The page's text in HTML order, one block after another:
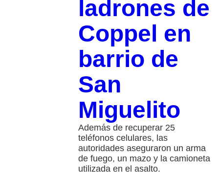
ladrones de
Coppel en
barrio de
San
Miguelito
Además de recuperar 25
teléfonos celulares, las
autoridades aseguraron un arma
de fuego, un mazo y la camioneta
utilizada en el asalto.